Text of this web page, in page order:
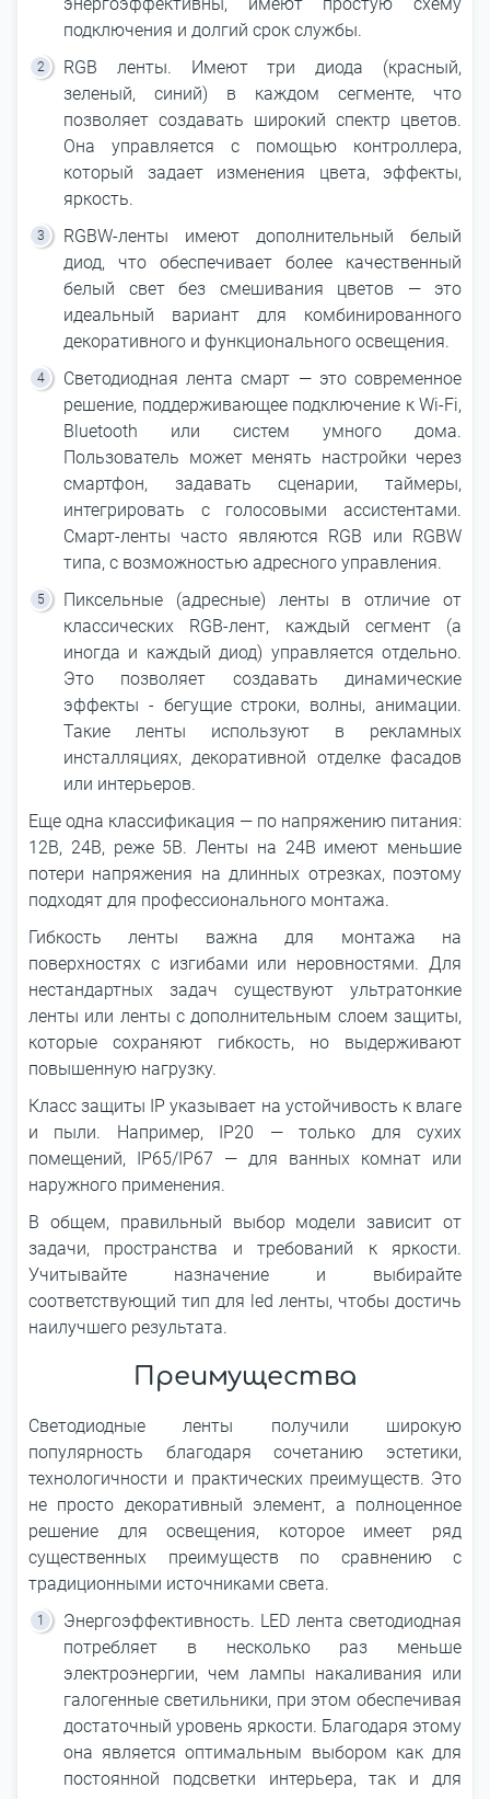
подключения и долгий срок службы.
RGB ленты. Имеют три диода (красный,
зеленый, синий) в каждом сегменте, что
позволяет создавать широкий спектр цветов.
Она управляется с помощью контроллера,
который задает изменения цвета, эффекты,
яркость.
RGBW-ленты имеют дополнительный белый
диод, что обеспечивает более качественный
белый свет без смешивания цветов ― это
идеальный вариант для комбинированного
декоративного и функционального освещения.
Светодиодная лента смарт ― это современное
решение, поддерживающее подключение к Wi-Fi,
Bluetooth или систем умного дома.
Пользователь может менять настройки через
смартфон, задавать сценарии, таймеры,
интегрировать с голосовыми ассистентами.
Смарт-ленты часто являются RGB или RGBW
типа, с возможностью адресного управления.
Пиксельные (адресные) ленты в отличие от
классических RGB-лент, каждый сегмент (а
иногда и каждый диод) управляется отдельно.
Это позволяет создавать динамические
эффекты - бегущие строки, волны, анимации.
Такие ленты используют в рекламных
инсталляциях, декоративной отделке фасадов
или интерьеров.
Еще одна классификация ― по напряжению питания:
12В, 24В, реже 5В. Ленты на 24В имеют меньшие
потери напряжения на длинных отрезках, поэтому
подходят для профессионального монтажа.
Гибкость ленты важна для монтажа на
поверхностях с изгибами или неровностями. Для
нестандартных задач существуют ультратонкие
ленты или ленты с дополнительным слоем защиты,
которые сохраняют гибкость, но выдерживают
повышенную нагрузку.
Класс защиты IP указывает на устойчивость к влаге
и пыли. Например, IP20 ― только для сухих
помещений, IP65/IP67 ― для ванных комнат или
наружного применения.
В общем, правильный выбор модели зависит от
задачи, пространства и требований к яркости.
Учитывайте назначение и выбирайте
соответствующий тип для led ленты, чтобы достичь
наилучшего результата.
Преимущества
Светодиодные ленты получили широкую
популярность благодаря сочетанию эстетики,
технологичности и практических преимуществ. Это
не просто декоративный элемент, а полноценное
решение для освещения, которое имеет ряд
существенных преимуществ по сравнению с
традиционными источниками света.
Энергоэффективность. LED лента светодиодная
потребляет в несколько раз меньше
электроэнергии, чем лампы накаливания или
галогенные светильники, при этом обеспечивая
достаточный уровень яркости. Благодаря этому
она является оптимальным выбором как для
постоянной подсветки интерьера, так и для